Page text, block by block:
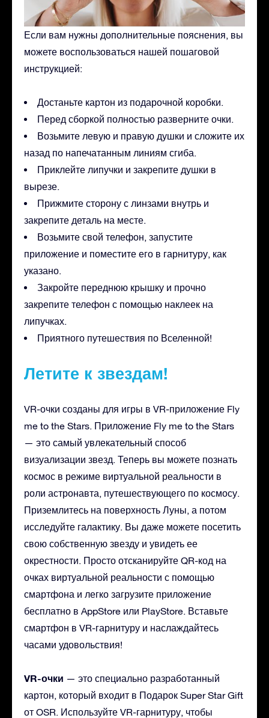
Если вам нужны дополнительные пояснения, вы
можете воспользоваться нашей пошаговой
инструкцией:
Достаньте картон из подарочной коробки.
Перед сборкой полностью разверните очки.
Возьмите левую и правую душки и сложите их
назад по напечатанным линиям сгиба.
Приклейте липучки и закрепите душки в
вырезе.
Прижмите сторону с линзами внутрь и
закрепите деталь на месте.
Возьмите свой телефон, запустите
приложение и поместите его в гарнитуру, как
указано.
Закройте переднюю крышку и прочно
закрепите телефон с помощью наклеек на
липучках.
Приятного путешествия по Вселенной!
Летите к звездам!
VR-очки созданы для игры в VR-приложение Fly
me to the Stars. Приложение Fly me to the Stars
— это самый увлекательный способ
визуализации звезд. Теперь вы можете познать
космос в режиме виртуальной реальности в
роли астронавта, путешествующего по космосу.
Приземлитесь на поверхность Луны, а потом
исследуйте галактику. Вы даже можете посетить
свою собственную звезду и увидеть ее
окрестности. Просто отсканируйте QR-код на
очках виртуальной реальности с помощью
смартфона и легко загрузите приложение
бесплатно в AppStore или PlayStore. Вставьте
смартфон в VR-гарнитуру и наслаждайтесь
часами удовольствия!
VR-очки — это специально разработанный
картон, который входит в Подарок Super Star Gift
от OSR. Используйте VR-гарнитуру, чтобы